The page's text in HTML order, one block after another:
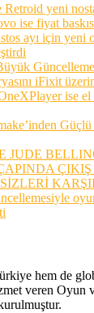
yeni
ise fiyat
ayı için
iFixit
ise
Güçlü
JUDE
hem de
veren Oyun